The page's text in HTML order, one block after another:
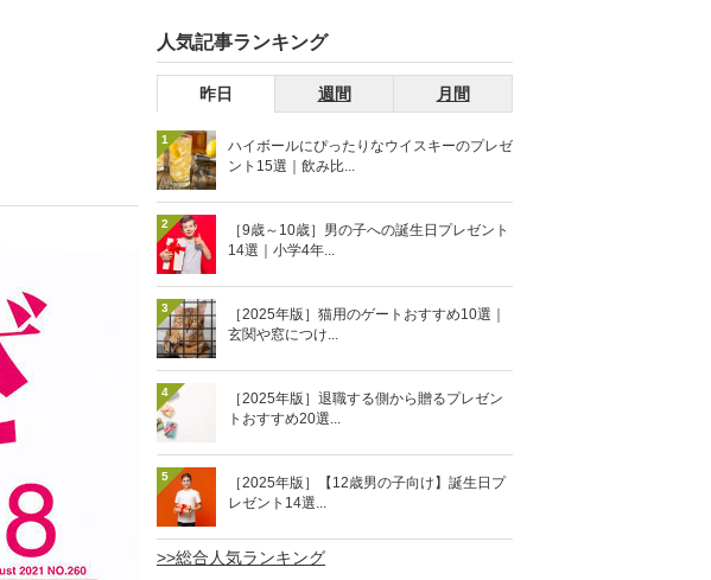
人気記事ランキング
昨日 週間 月間
1
ハイボールにぴったりなウイスキーのプレゼ
ント15選｜飲み比...
2
［9歳～10歳］男の子への誕生日プレゼント
14選｜小学4年...
3
［2025年版］猫用のゲートおすすめ10選｜
玄関や窓につけ...
4
［2025年版］退職する側から贈るプレゼン
トおすすめ20選...
5
［2025年版］【12歳男の子向け】誕生日プ
レゼント14選...
>>総合人気ランキング